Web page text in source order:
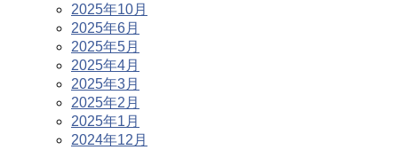
2025年10月
2025年6月
2025年5月
2025年4月
2025年3月
2025年2月
2025年1月
2024年12月